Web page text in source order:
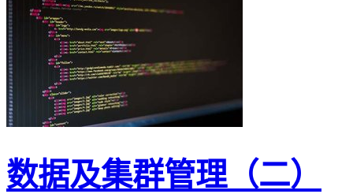
数据及集群管理（二）